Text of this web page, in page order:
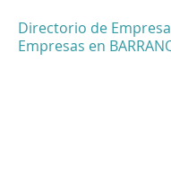
Directorio de
Empresas en